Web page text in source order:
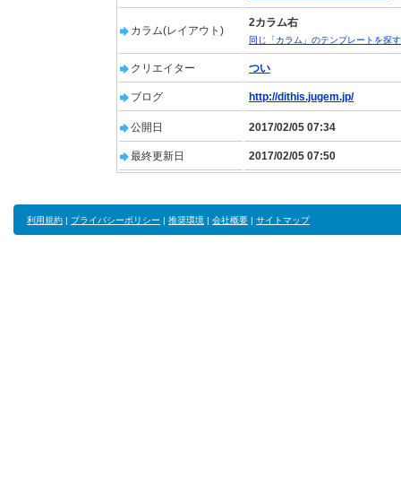
カラム(レイアウト)
2カラム右
同じ「カラム」のテンプレートを探
クリエイター つい
ブログ http://dithis.jugem.jp/
公開日 2017/02/05 07:34
最終更新日 2017/02/05 07:50
利用規約 | プライバシーポリシー | 推奨環境 | 会社概要 | サイトマップ